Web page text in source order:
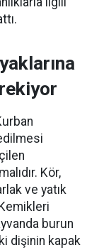
Kör,
ve yatık
Kemikleri
burun
dişinin kapak